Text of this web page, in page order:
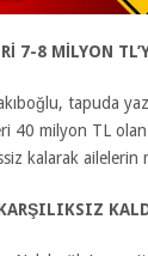
7-8 MİLYON
tapuda
milyon TL olan
kalarak ailelerin